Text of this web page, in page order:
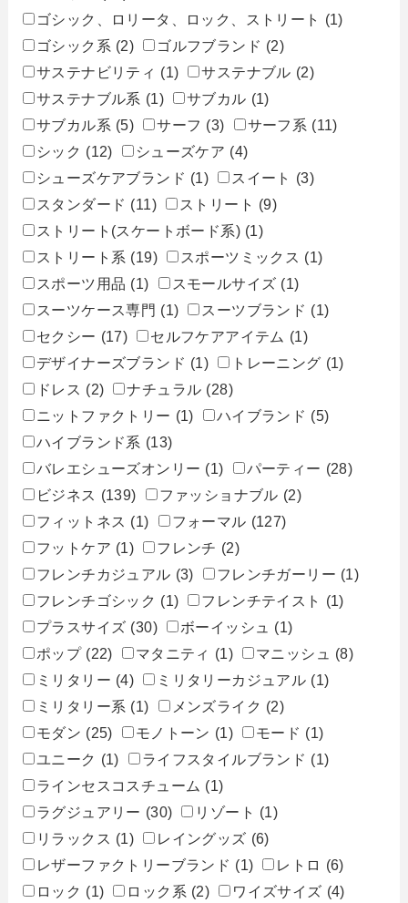
ゴシック、ロリータ、ロック、ストリート
(1)
ゴシック系 (2) ゴルフブランド (2)
サステナビリティ (1) サステナブル (2)
サステナブル系 (1) サブカル (1)
サブカル系 (5) サーフ (3) サーフ系 (11)
シック (12) シューズケア (4)
シューズケアブランド (1) スイート
(3)
スタンダード (11) ストリート (9)
ストリート(スケートボード系) (1)
ストリート系 (19) スポーツミックス (1)
スポーツ用品 (1) スモールサイズ (1)
スーツケース専門 (1) スーツブランド (1)
セクシー (17) セルフケアアイテム (1)
デザイナーズブランド (1) トレーニング (1)
ドレス (2) ナチュラル (28)
ニットファクトリー (1) ハイブランド (5)
ハイブランド系 (13)
バレエシューズオンリー (1) パーティー (28)
ビジネス (139) ファッショナブル (2)
フィットネス (1) フォーマル (127)
フットケア (1) フレンチ (2)
フレンチカジュアル (3) フレンチガーリー (1)
フレンチゴシック (1) フレンチテイスト
(1)
プラスサイズ (30) ボーイッシュ
(1)
ポップ (22) マタニティ (1) マニッシュ
(8)
ミリタリー (4) ミリタリーカジュアル (1)
ミリタリー系 (1) メンズライク (2)
モダン (25) モノトーン (1) モード (1)
ユニーク (1) ライフスタイルブランド (1)
ラインセスコスチューム (1)
ラグジュアリー (30) リゾート (1)
リラックス (1) レイングッズ (6)
レザーファクトリーブランド (1) レトロ (6)
ロック (1) ロック系 (2) ワイズサイズ (4)